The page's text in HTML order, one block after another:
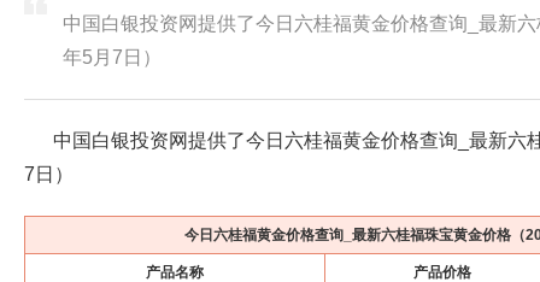
中国白银投资网提供了今日六桂福黄金价格查询_最新
年5月7日）
中国白银投资网提供了今日六桂福黄金价格查询_最新六
7日 ）
今日六桂福黄金价格查询_最新六桂福珠宝黄金价格（
产品名称 产品价格